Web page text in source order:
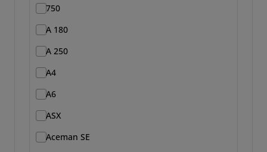
750
A 180
A 250
A4
A6
ASX
Aceman SE